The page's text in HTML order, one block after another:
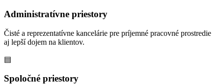
Administratívne priestory
Čisté a reprezentatívne kancelárie pre príjemné pracovné prostredie
aj lepší dojem na klientov.
▤
Spoločné priestory